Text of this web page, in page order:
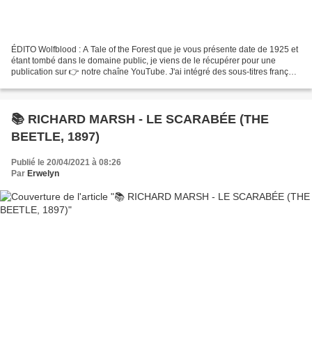
ÉDITO Wolfblood : A Tale of the Forest que je vous présente date de 1925 et
étant tombé dans le domaine public, je viens de le récupérer pour une
publication sur 👉 notre chaîne YouTube. J'ai intégré des sous-titres français
📚 RICHARD MARSH - LE SCARABÉE (THE
BEETLE, 1897)
Publié le 20/04/2021 à 08:26
Par Erwelyn